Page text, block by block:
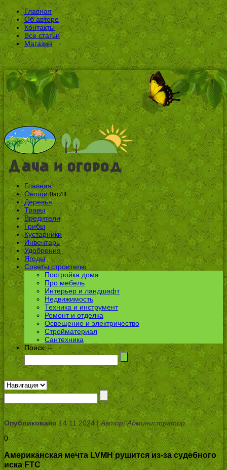
Главная
Об авторе
Контакты
Все статьи
Магазин
Главная
Овощи 0ac4ff
Деревья
Травы
Вредители
Грибы
Кустарники
Инвентарь
Удобрения
Ягоды
Советы строителю
Постройка дома
Про мебель
Интерьер и ландшафт
Недвижимость
Техника и инструмент
Ремонт и отделка
Освещение и электричество
Стройматериал
Сантехника
Поиск →
Опубликовано14.11.2024 | Автор: Администратор
0
Американская мечта LVMH рушится из-за судебного
иска FTC